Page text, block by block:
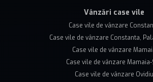
Vânzări case vile
Case vile de vânzare
Case vile de vânzare Constanta,
Case vile de vânzare
Case vile de vânzare
Case vile de vânzare Ovidiu